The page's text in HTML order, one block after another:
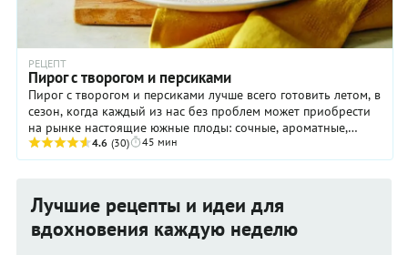
РЕЦЕПТ
Пирог с творогом и персиками
Пирог с творогом и персиками лучше всего готовить летом, в
сезон, когда каждый из нас без проблем может приобрести
на рынке настоящие южные плоды: сочные, ароматные,
сладкие. Именно с ними выпечка ...
4.6 (30) 45 мин
Лучшие рецепты и идеи для
вдохновения каждую неделю